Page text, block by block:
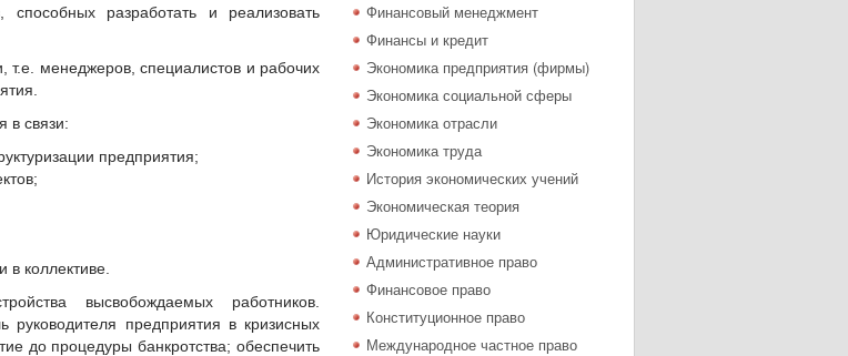
разработать и реализовать
т.е. менеджеров, специалистов и рабочих
в связи:
предприятия;
коллективе.
высвобождаемых работников.
предприятия в кризисных
до процедуры банкротства; обеспечить
Финансовый менеджмент
Финансы и кредит
Экономика предприятия (фирмы)
Экономика социальной сферы
Экономика отрасли
Экономика труда
История экономических учений
Экономическая теория
Юридические науки
Административное право
Финансовое право
Конституционное право
Международное частное право